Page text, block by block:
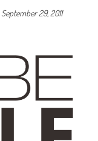
September 29, 2011